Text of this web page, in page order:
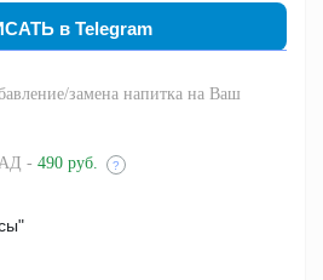
в Telegram
замена напитка на Ваш
- 490 руб. ?